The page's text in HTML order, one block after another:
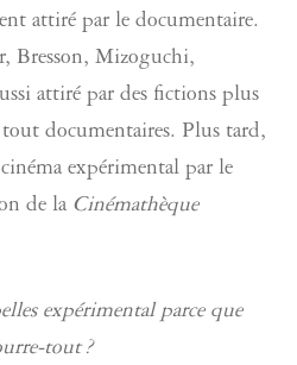
attiré par le documentaire.
Bresson, Mizoguchi,
attiré par des fictions plus
documentaires. Plus tard,
expérimental par le
de la Cinémathèque
expérimental parce que
tout ?